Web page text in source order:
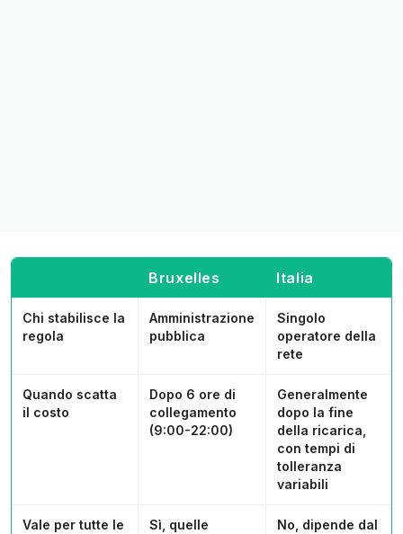
Bruxelles Italia
Chi stabilisce la
regola
Amministrazione
pubblica
Singolo
operatore della
rete
Quando scatta
il costo
Dopo 6 ore di
collegamento
(9:00-22:00)
Generalmente
dopo la fine
della ricarica,
con tempi di
tolleranza
variabili
Vale per tutte le
Sì, quelle
No, dipende dal